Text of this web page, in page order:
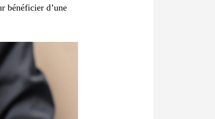
bénéficier d’une